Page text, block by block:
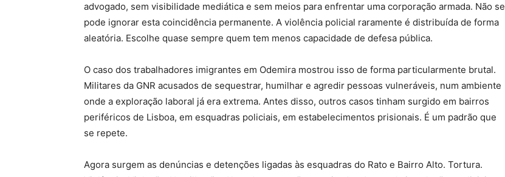
advogado, sem visibilidade mediática e sem meios para enfrentar uma corporação armada. Não se
pode ignorar esta coincidência permanente. A violência policial raramente é distribuída de forma
aleatória. Escolhe quase sempre quem tem menos capacidade de defesa pública.
O caso dos trabalhadores imigrantes em Odemira mostrou isso de forma particularmente brutal.
Militares da GNR acusados de sequestrar, humilhar e agredir pessoas vulneráveis, num ambiente
onde a exploração laboral já era extrema. Antes disso, outros casos tinham surgido em bairros
periféricos de Lisboa, em esquadras policiais, em estabelecimentos prisionais. É um padrão que
se repete.
Agora surgem as denúncias e detenções ligadas às esquadras do Rato e Bairro Alto. Tortura.